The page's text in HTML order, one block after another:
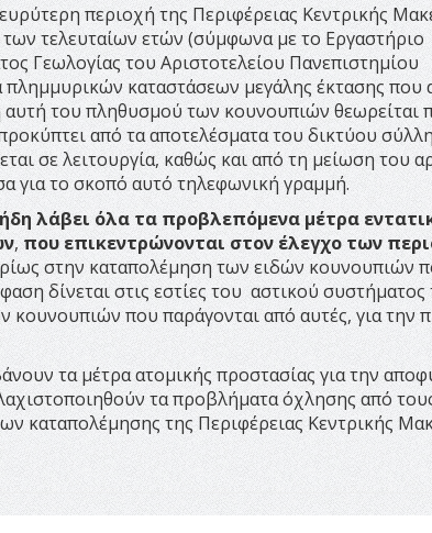
περιοχή της Περιφέρειας Κεντρικής
τελευταίων ετών (σύμφωνα με το Εργαστήριο
Γεωλογίας του Αριστοτελείου Πανεπιστημίου
καταστάσεων μεγάλης έκτασης που
του πληθυσμού των κουνουπιών θεωρείται
από τα αποτελέσματα του δικτύου
σε λειτουργία, καθώς και από τη μείωση του
το σκοπό αυτό τηλεφωνική γραμμή.
λάβει όλα τα προβλεπόμενα μέτρα
,που επικεντρώνονται στον έλεγχο των
στην καταπολέμηση των ειδών κουνουπιών
δίνεται στις εστίες του αστικού
κουνουπιών που παράγονται από αυτές, για την
τα μέτρα ατομικής προστασίας για την
τα προβλήματα όχλησης από
καταπολέμησης της Περιφέρειας Κεντρικής